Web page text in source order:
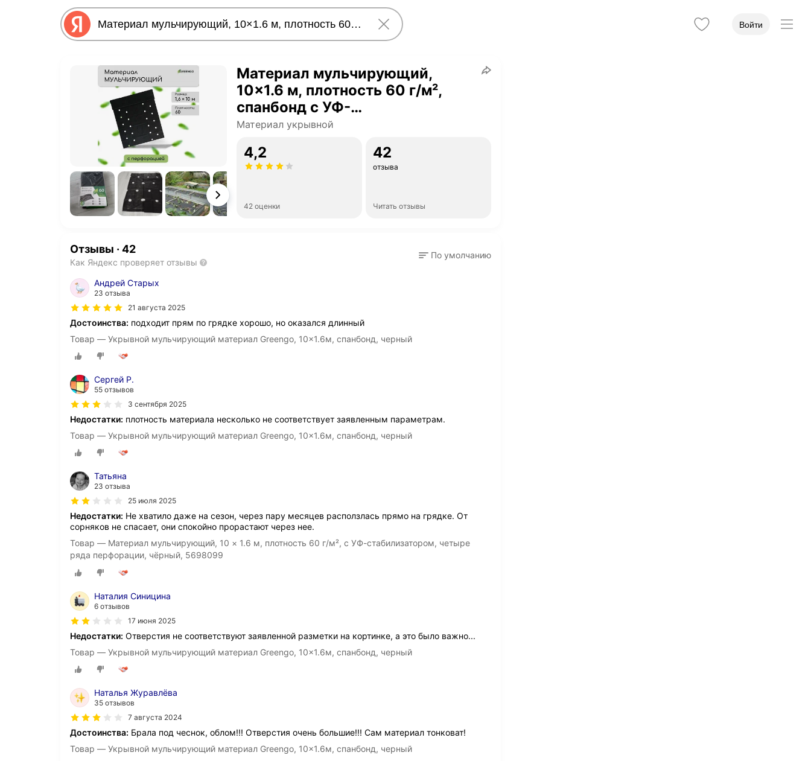
Войти
Материал мульчирующий,
10×1.6 м, плотность 60 г/м²,
спанбонд с УФ-
стабилизатором, четыре ряда
Материал укрывной
4,2
42 оценки
42
отзыва
Читать отзывы
Отзывы · 42
Как Яндекс проверяет отзывы
По умолчанию
Андрей Старых
23 отзыва
21 августа 2025
Достоинства: подходит прям по грядке хорошо, но оказался длинный
Товар — Укрывной мульчирующий материал Greengo, 10x1.6м, спанбонд, черный
Сергей Р.
55 отзывов
3 сентября 2025
Недостатки: плотность материала несколько не соответствует заявленным параметрам.
Товар — Укрывной мульчирующий материал Greengo, 10x1.6м, спанбонд, черный
Татьяна
23 отзыва
25 июля 2025
Недостатки: Не хватило даже на сезон, через пару месяцев расползлась прямо на грядке. От
сорняков не спасает, они спокойно прорастают через нее.
Товар — Материал мульчирующий, 10 × 1.6 м, плотность 60 г/м², с УФ-стабилизатором, четыре
ряда перфорации, чёрный, 5698099
Наталия Синицина
6 отзывов
17 июня 2025
Недостатки: Отверстия не соответствуют заявленной разметки на кортинке, а это было важно...
Товар — Укрывной мульчирующий материал Greengo, 10x1.6м, спанбонд, черный
Наталья Журавлёва
35 отзывов
7 августа 2024
Достоинства: Брала под чеснок, облом!!! Отверстия очень большие!!! Сам материал тонковат!
Товар — Укрывной мульчирующий материал Greengo, 10x1.6м, спанбонд, черный